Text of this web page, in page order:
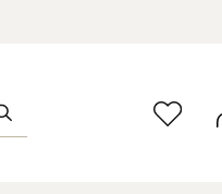
Szukaj Ulubione